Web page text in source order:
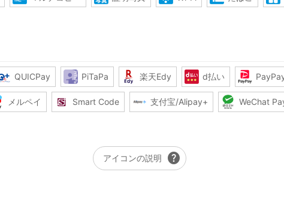
QUICPay PiTaPa 楽天Edy d払い
メルペイ Smart Code 支付宝/Alipay+ WeChat
アイコンの説明 help